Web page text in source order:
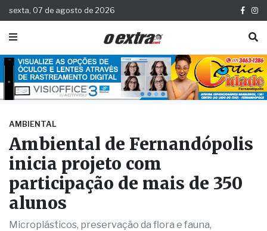
sexta, 07 de agosto de 2026
AMBIENTAL
Ambiental de Fernandópolis
inicia projeto com
participação de mais de 350
alunos